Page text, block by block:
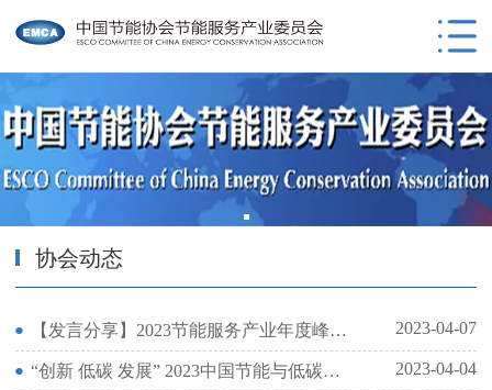
协会动态
【发言分享】2023节能服务产业年度峰会（优秀技术合作论坛） 2023-04-07
“创新 低碳 发展” 2023中国节能与低碳发展论坛在京召开 2023-04-04